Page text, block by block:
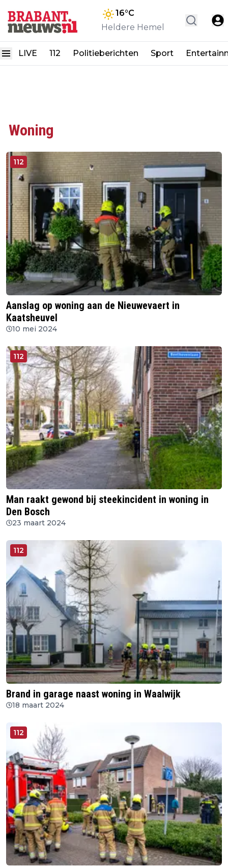
16°C
Heldere Hemel
LIVE 112 Politieberichten Sport
Woning
112
Aanslag op woning aan de Nieuwevaert in
Kaatsheuvel
10 mei 2024
112
Man raakt gewond bij steekincident in woning in
Den Bosch
23 maart 2024
112
Brand in garage naast woning in Waalwijk
18 maart 2024
112